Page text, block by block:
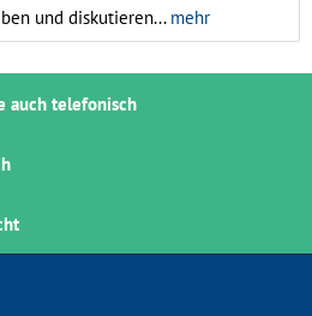
und diskutieren...mehr
auch telefonisch